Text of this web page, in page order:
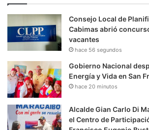
Consejo Local de
Cabimas abrió
vacantes
hace 56 segundos
Gobierno Nacional
Energía y Vida en San
hace 20 minutos
Alcalde Gian Carlo Di
el Centro de